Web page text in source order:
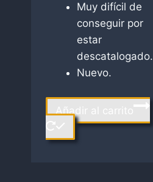
Muy difícil de
conseguir por
estar
descatalogado.
Nuevo.
Añadir al carrito